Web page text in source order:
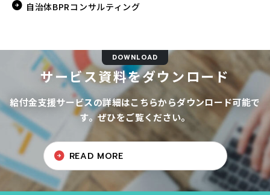
自治体BPRコンサルティング
DOWNLOAD
サービス資料をダウンロード
給付金支援サービスの詳細はこちらからダウンロード可能で
す。ぜひをご覧ください。
READ MORE